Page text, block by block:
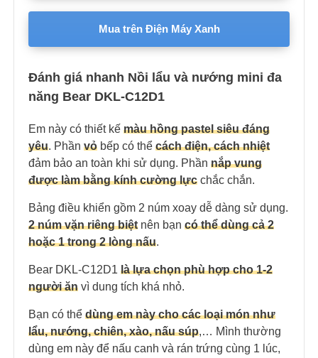
Mua trên Điện Máy Xanh
Đánh giá nhanh Nồi lẩu và nướng mini đa
năng Bear DKL-C12D1
Em này có thiết kế màu hồng pastel siêu đáng
yêu. Phần vỏ bếp có thể cách điện, cách nhiệt
đảm bảo an toàn khi sử dụng. Phần nắp vung
được làm bằng kính cường lực chắc chắn.
Bảng điều khiển gồm 2 núm xoay dễ dàng sử dụng.
2 núm vặn riêng biệt nên bạn có thể dùng cả 2
hoặc 1 trong 2 lòng nấu.
Bear DKL-C12D1 là lựa chọn phù hợp cho 1-2
người ăn vì dung tích khá nhỏ.
Bạn có thể dùng em này cho các loại món như
lẩu, nướng, chiên, xào, nấu súp,… Mình thường
dùng em này để nấu canh và rán trứng cùng 1 lúc,